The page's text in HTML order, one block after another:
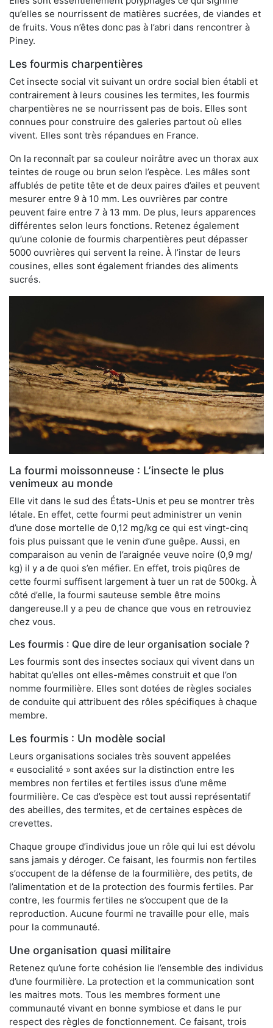
qu’elles se nourrissent de matières sucrées, de viandes et
de fruits. Vous n’êtes donc pas à l’abri dans rencontrer à
Piney.
Les fourmis charpentières
Cet insecte social vit suivant un ordre social bien établi et
contrairement à leurs cousines les termites, les fourmis
charpentières ne se nourrissent pas de bois. Elles sont
connues pour construire des galeries partout où elles
vivent. Elles sont très répandues en France.
On la reconnaît par sa couleur noirâtre avec un thorax aux
teintes de rouge ou brun selon l’espèce. Les mâles sont
affublés de petite tête et de deux paires d’ailes et peuvent
mesurer entre 9 à 10 mm. Les ouvrières par contre
peuvent faire entre 7 à 13 mm. De plus, leurs apparences
différentes selon leurs fonctions. Retenez également
qu’une colonie de fourmis charpentières peut dépasser
5000 ouvrières qui servent la reine. À l’instar de leurs
cousines, elles sont également friandes des aliments
sucrés.
La fourmi moissonneuse : L’insecte le plus
venimeux au monde
Elle vit dans le sud des États-Unis et peu se montrer très
létale. En effet, cette fourmi peut administrer un venin
d’une dose mortelle de 0,12 mg/kg ce qui est vingt-cinq
fois plus puissant que le venin d’une guêpe. Aussi, en
comparaison au venin de l’araignée veuve noire (0,9 mg/
kg) il y a de quoi s’en méfier. En effet, trois piqûres de
cette fourmi suffisent largement à tuer un rat de 500kg. À
côté d’elle, la fourmi sauteuse semble être moins
dangereuse.Il y a peu de chance que vous en retrouviez
chez vous.
Les fourmis : Que dire de leur organisation sociale ?
Les fourmis sont des insectes sociaux qui vivent dans un
habitat qu’elles ont elles-mêmes construit et que l’on
nomme fourmilière. Elles sont dotées de règles sociales
de conduite qui attribuent des rôles spécifiques à chaque
membre.
Les fourmis : Un modèle social
Leurs organisations sociales très souvent appelées
« eusocialité » sont axées sur la distinction entre les
membres non fertiles et fertiles issus d’une même
fourmilière. Ce cas d’espèce est tout aussi représentatif
des abeilles, des termites, et de certaines espèces de
crevettes.
Chaque groupe d’individus joue un rôle qui lui est dévolu
sans jamais y déroger. Ce faisant, les fourmis non fertiles
s’occupent de la défense de la fourmilière, des petits, de
l’alimentation et de la protection des fourmis fertiles. Par
contre, les fourmis fertiles ne s’occupent que de la
reproduction. Aucune fourmi ne travaille pour elle, mais
pour la communauté.
Une organisation quasi militaire
Retenez qu’une forte cohésion lie l’ensemble des individus
d’une fourmilière. La protection et la communication sont
les maitres mots. Tous les membres forment une
communauté vivant en bonne symbiose et dans le pur
respect des règles de fonctionnement. Ce faisant, trois